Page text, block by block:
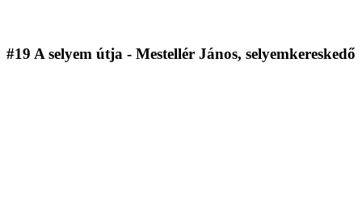
#19 A selyem útja - Mestellér János, selyemkereskedő